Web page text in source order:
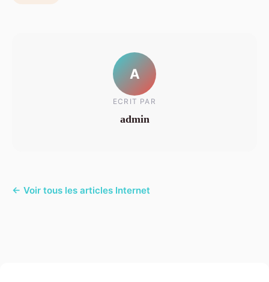
A
ECRIT PAR
admin
← Voir tous les articles Internet